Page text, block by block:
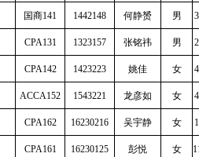
国商141 1442148 何静赟 男
CPA131 1323157 张铭祎 男
CPA142 1423223 姚佳 女
ACCA152 1543221 龙彦如 女
CPA162 16230216 吴宇静 女
CPA161 16230125 彭悦 女